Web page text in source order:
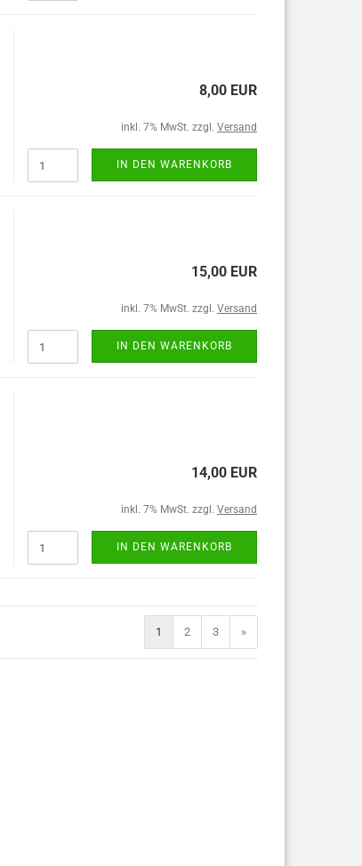
8,00 EUR
inkl. 7% MwSt. zzgl. Versand
IN DEN WARENKORB
15,00 EUR
inkl. 7% MwSt. zzgl. Versand
IN DEN WARENKORB
14,00 EUR
inkl. 7% MwSt. zzgl. Versand
IN DEN WARENKORB
1 2 3 »